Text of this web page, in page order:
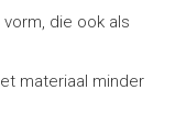
die ook als
materiaal minder